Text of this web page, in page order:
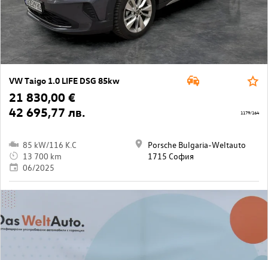
VW Taigo 1.0 LIFE DSG 85kw
21 830,00 €
42 695,77 лв.
85 kW/116 K.C
13 700 km
06/2025
Porsche Bulgaria-Weltauto
1715 София
1179/164